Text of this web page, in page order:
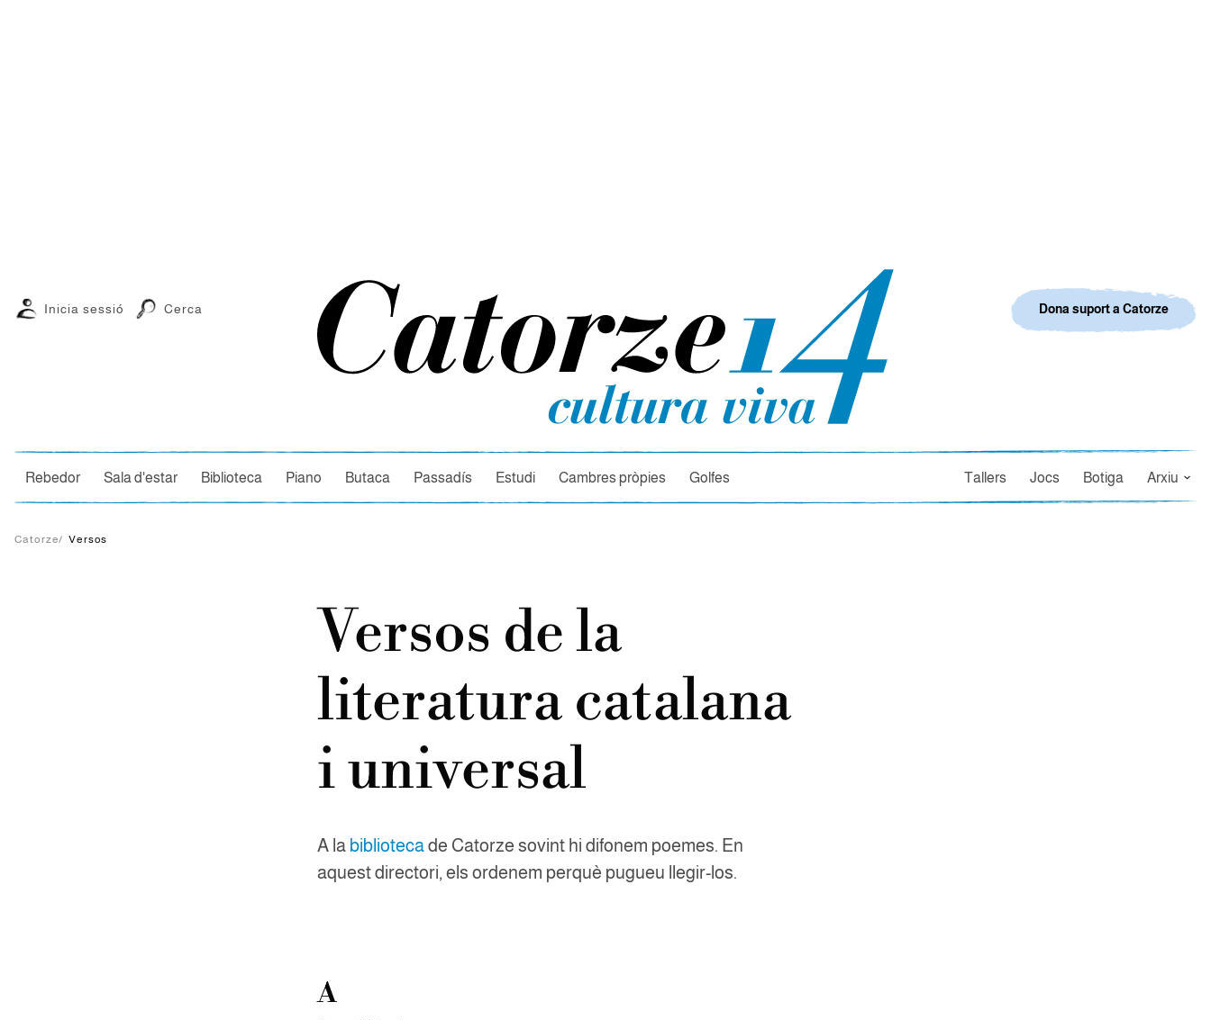
Cercador
Inicia sessió Cerca
Rebedor Sala d'estar Biblioteca Piano Butaca Passadís Estudi Cambres pròpies Golfes Tallers Jocs Botiga Arxiu
Dona suport a Catorze
Catorze/ Versos
Versos de la
literatura catalana
i universal
A la bibliotecade Catorze sovint hi difonem poemes. En
aquest directori, els ordenem perquè pugueu llegir-los.
A